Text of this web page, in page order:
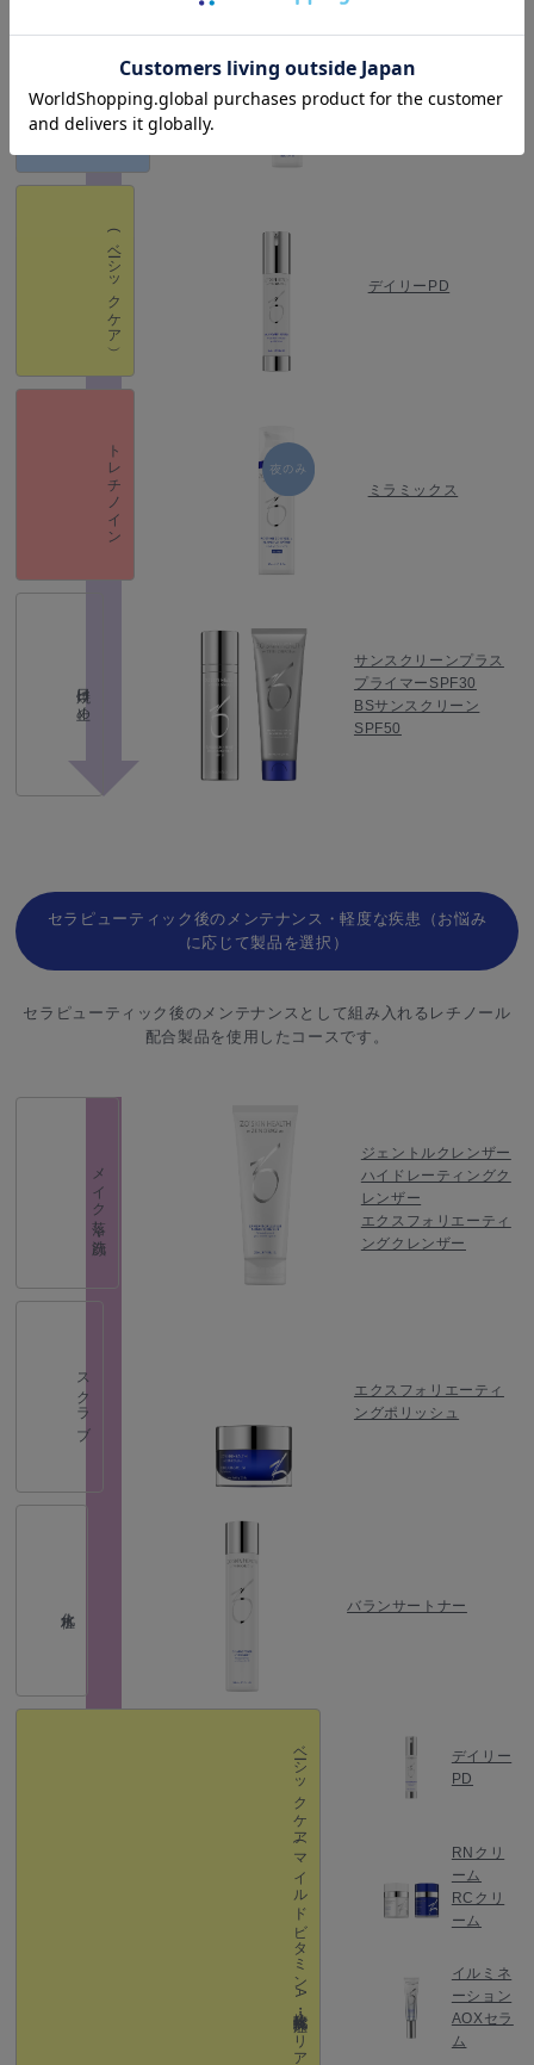
ハイドロキノン ミラミン
(ベーシックケア） デイリーPD
トレチノイン ミラミックス
日焼け止め
サンスクリーンプラス
プライマーSPF30
BSサンスクリーン
SPF50
セラピューティック後のメンテナンス・軽度な疾患（お悩み
に応じて製品を選択）
セラピューティック後のメンテナンスとして組み入れるレチノール
配合製品を使用したコースです。
メイク落し・洗顔
ジェントルクレンザー
ハイドレーティングク
レンザー
エクスフォリエーティ
ングクレンザー
スクラブ
エクスフォリエーティ
ングポリッシュ
バランサートナー
ベーシックケア
(マイルドビタミン A ・抗酸化・抗炎症・バリア機能強化）
デイリー
PD
RNクリ
ーム
RCクリ
ーム
イルミネ
ーション
AOXセラ
ム